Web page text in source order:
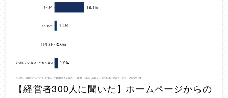
【経営者300人に聞いた】ホームページからの